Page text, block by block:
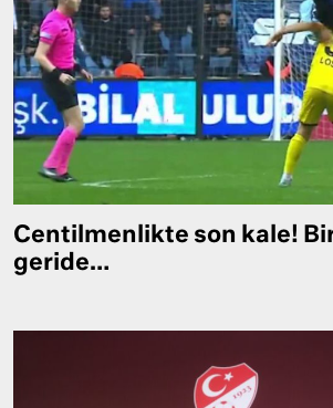
Centilmenlikte son kale!
geride…